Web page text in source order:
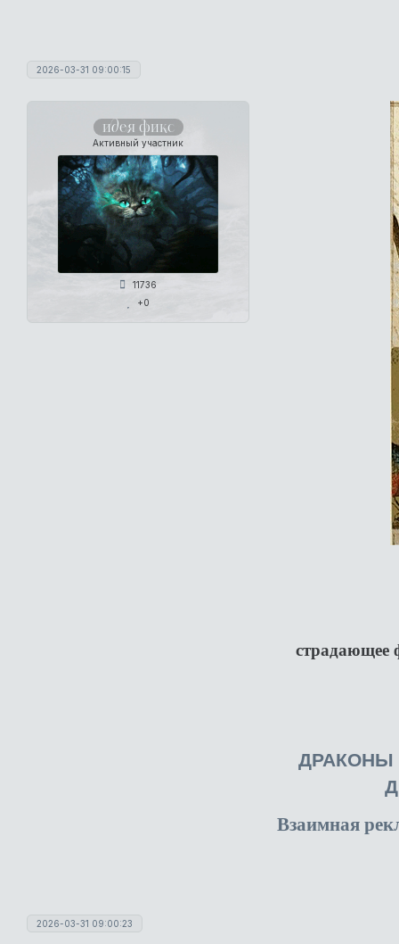
2026-03-31 09:00:15
идея фикс
Активный участник
11736
+0
страдающее
ДРАКОНЫ
Взаимная
2026-03-31 09:00:23